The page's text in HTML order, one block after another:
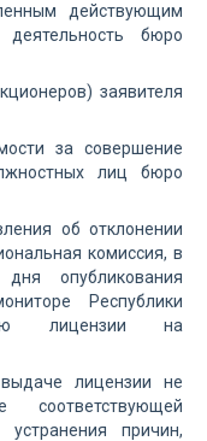
действующим
деятельность бюро
заявителя
за совершение
лиц бюро
об отклонении
комиссия, в
опубликования
Республики
лицензии на
лицензии не
соответствующей
причин,